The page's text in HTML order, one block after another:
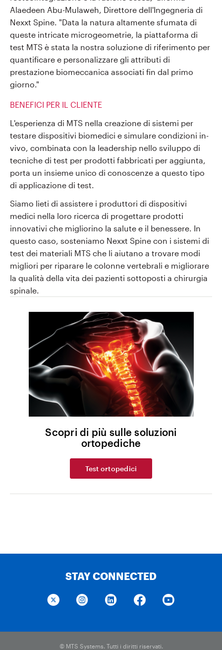
Alaedeen Abu-Mulaweh, Direttore dell'Ingegneria di
Nexxt Spine. "Data la natura altamente sfumata di
queste intricate microgeometrie, la piattaforma di
test MTS è stata la nostra soluzione di riferimento per
quantificare e personalizzare gli attributi di
prestazione biomeccanica associati fin dal primo
giorno."
BENEFICI PER IL CLIENTE
L'esperienza di MTS nella creazione di sistemi per
testare dispositivi biomedici e simulare condizioni in-
vivo, combinata con la leadership nello sviluppo di
tecniche di test per prodotti fabbricati per aggiunta,
porta un insieme unico di conoscenze a questo tipo
di applicazione di test.
Siamo lieti di assistere i produttori di dispositivi
medici nella loro ricerca di progettare prodotti
innovativi che migliorino la salute e il benessere. In
questo caso, sosteniamo Nexxt Spine con i sistemi di
test dei materiali MTS che li aiutano a trovare modi
migliori per riparare le colonne vertebrali e migliorare
la qualità della vita dei pazienti sottoposti a chirurgia
spinale.
Scopri di più sulle soluzioni
ortopediche
Test ortopedici
STAY CONNECTED
© MTS Systems. Tutti i diritti riservati.